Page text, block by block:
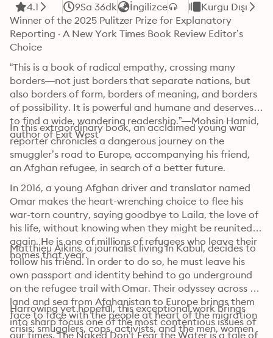
4.1 9Sa 36dk İngilizce
Kurgu Dışı
Winner of the 2025 Pulitzer Prize for Explanatory
Reporting · A New York Times Book Review Editor’s
Choice
“This is a book of radical empathy, crossing many
borders—not just borders that separate nations, but
also borders of form, borders of meaning, and borders
of possibility. It is powerful and humane and deserves
to find a wide, wandering readership.”—Mohsin Hamid,
author of Exit West
In this extraordinary book, an acclaimed young war
reporter chronicles a dangerous journey on the
smuggler’s road to Europe, accompanying his friend,
an Afghan refugee, in search of a better future.
In 2016, a young Afghan driver and translator named
Omar makes the heart-wrenching choice to flee his
war-torn country, saying goodbye to Laila, the love of
his life, without knowing when they might be reunited
again. He is one of millions of refugees who leave their
homes that year.
Matthieu Aikins, a journalist living in Kabul, decides to
follow his friend. In order to do so, he must leave his
own passport and identity behind to go underground
on the refugee trail with Omar. Their odyssey across
land and sea from Afghanistan to Europe brings them
face to face with the people at heart of the migration
crisis: smugglers, cops, activists, and the men, women
Harrowing yet hopeful, this exceptional work brings
into sharp focus one of the most contentious issues of
our times. The Naked Don’t Fear the Water is a tale of